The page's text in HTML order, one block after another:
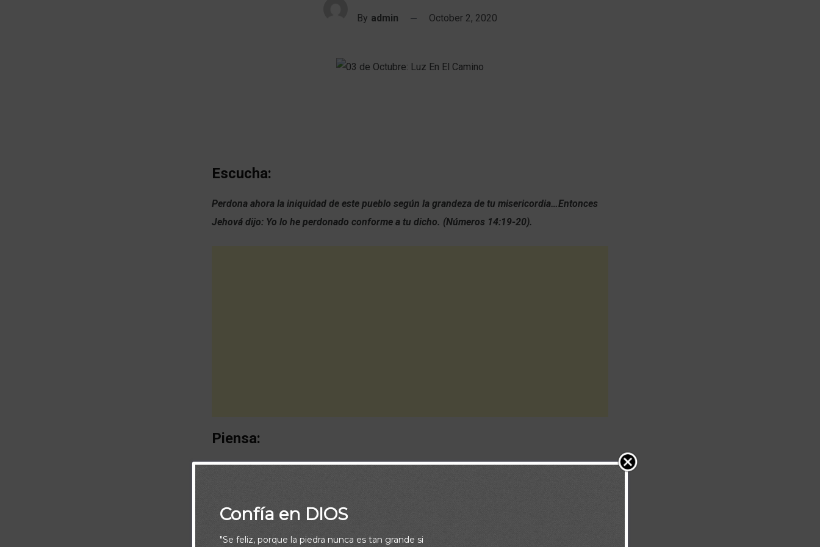
By admin October 2, 2020
Escucha:
Perdona ahora la iniquidad de este pueblo según la grandeza de tu misericordia…Entonces
Jehová dijo: Yo lo he perdonado conforme a tu dicho. (Números 14:19-20).
Piensa:
La historia de los israelitas en el desierto estuvo marcada por períodos de obediencia y
liberar a su pueblo de Egipto, los israelitas persistieron en dudar de Él. En consecuencia, El
Señor los llevó al desierto y los puso a prueba.
Confía en DIOS
"Se feliz, porque la piedra nunca es tan grande si